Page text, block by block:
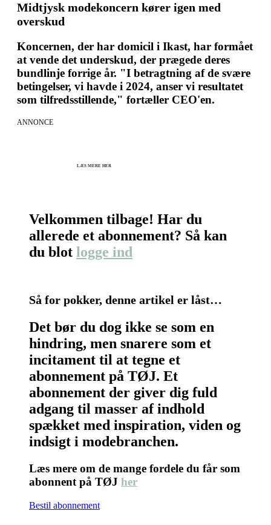
Midtjysk modekoncern kører igen med
overskud
Koncernen, der har domicil i Ikast, har formået
at vende det underskud, der prægede deres
bundlinje forrige år. "I betragtning af de svære
betingelser, vi havde i 2024, anser vi resultatet
som tilfredsstillende," fortæller CEO'en.
ANNONCE
LÆS MERE HER
Velkommen tilbage! Har du
allerede et abonnement? Så kan
du blot logge ind
Så for pokker, denne artikel er låst…
Det bør du dog ikke se som en
hindring, men snarere som et
incitament til at tegne et
abonnement på TØJ. Et
abonnement der giver dig fuld
adgang til masser af indhold
spækket med inspiration, viden og
indsigt i modebranchen.
Læs mere om de mange fordele du får som
abonnent på TØJ her
Bestil abonnement